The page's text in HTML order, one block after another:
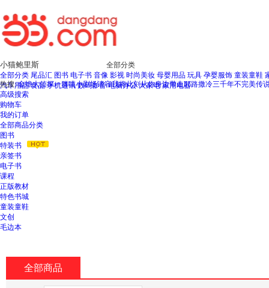
全部分类
全部分类 尾品汇 图书 电子书 音像 影视 时尚美妆 母婴用品 玩具 孕婴服饰 童装童鞋
汽车用品 食品 手机通讯 数码影音 电脑办公 大家电 家用电器
热搜:金蟾大侦探一群喵小剧场请容我将此刻从你身边带走耶路撒冷三千年不完美传
高级搜索
购物车
我的订单
全部商品分类
图书
特装书
亲签书
电子书
课程
正版教材
特色书城
童装童鞋
文创
毛边本
全部商品
窗
口
打
开
障
碍
说
明
页
面,
按
Ctrl
加
波
浪
键
打
开
导
盲
模